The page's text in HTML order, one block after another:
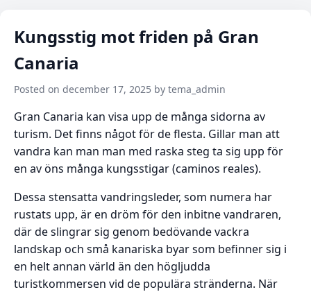
Kungsstig mot friden på Gran
Canaria
Posted on december 17, 2025 by tema_admin
Gran Canaria kan visa upp de många sidorna av
turism. Det finns något för de flesta. Gillar man att
vandra kan man man med raska steg ta sig upp för
en av öns många kungsstigar (caminos reales).
Dessa stensatta vandringsleder, som numera har
rustats upp, är en dröm för den inbitne vandraren,
där de slingrar sig genom bedövande vackra
landskap och små kanariska byar som befinner sig i
en helt annan värld än den högljudda
turistkommersen vid de populära stränderna. När